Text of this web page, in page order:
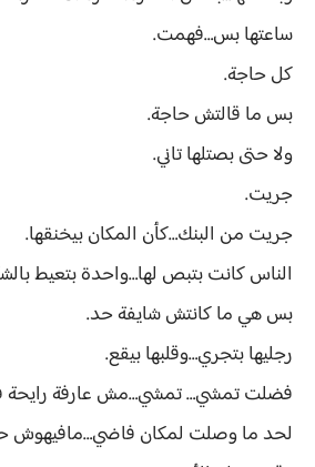
ساعتها بس…فهمت.
كل حاجة.
بس ما قالتش حاجة.
ولا حتى بصتلها تاني.
جريت.
جريت من البنك…كأن المكان بيخنقها.
الناس كانت بتبص لها…واحدة بتعيط
بس هي ما كانتش شايفة حد.
رجليها بتجري…وقلبها بيقع.
فضلت تمشي… تمشي…مش عارفة رايحة
لحد ما وصلت لمكان فاضي…مافيهوش